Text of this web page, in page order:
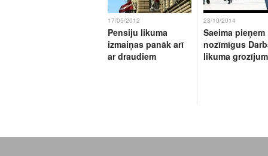
17/05/2012
Pensiju likuma
izmaiņas panāk arī
ar draudiem
23/10/2014
Saeima pieņem
nozīmīgus
likuma